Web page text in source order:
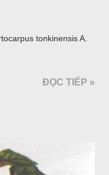
tonkinensis A.
ĐỌC TIẾP »